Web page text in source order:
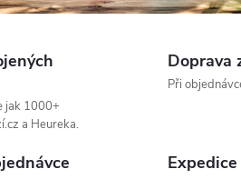
jak 1000+
a Heureka.
Doprava
Při